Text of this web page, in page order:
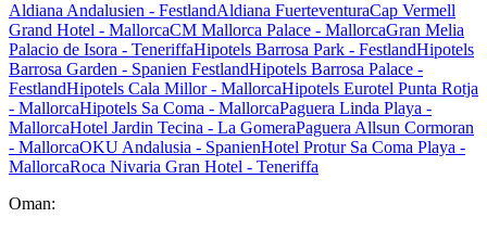
Aldiana Andalusien - FestlandAldiana FuerteventuraCap Vermell
Grand Hotel - MallorcaCM Mallorca Palace - MallorcaGran Melia
Palacio de Isora - TeneriffaHipotels Barrosa Park - FestlandHipotels
Barrosa Garden - Spanien FestlandHipotels Barrosa Palace -
FestlandHipotels Cala Millor - MallorcaHipotels Eurotel Punta Rotja
- MallorcaHipotels Sa Coma - MallorcaPaguera Linda Playa -
MallorcaHotel Jardin Tecina - La GomeraPaguera Allsun Cormoran
- MallorcaOKU Andalusia - SpanienHotel Protur Sa Coma Playa -
MallorcaRoca Nivaria Gran Hotel - Teneriffa
Oman: